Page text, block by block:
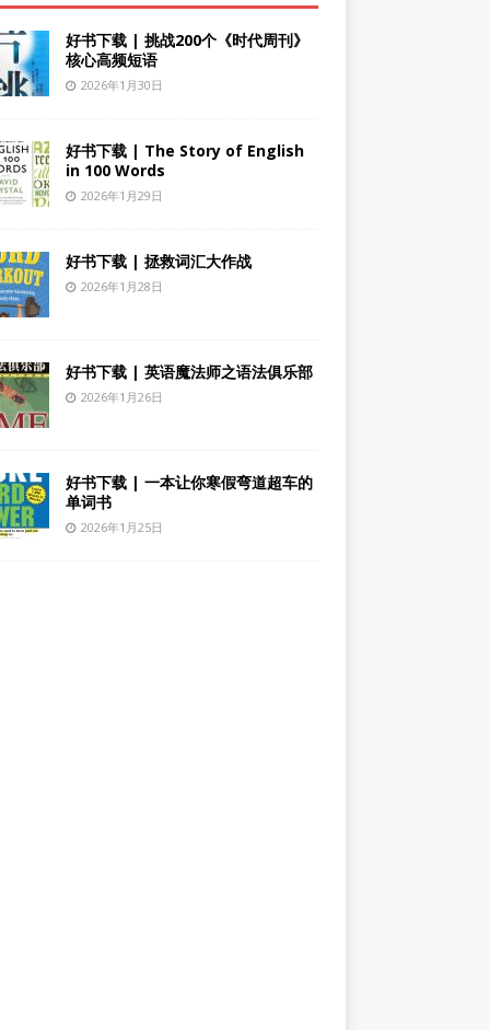
好书下载 | 挑战200个《时代周刊》
核心高频短语
2026年1月30日
好书下载 | The Story of English
in 100 Words
2026年1月29日
好书下载 | 拯救词汇大作战
2026年1月28日
好书下载 | 英语魔法师之语法俱乐部
2026年1月26日
好书下载 | 一本让你寒假弯道超车的
单词书
2026年1月25日